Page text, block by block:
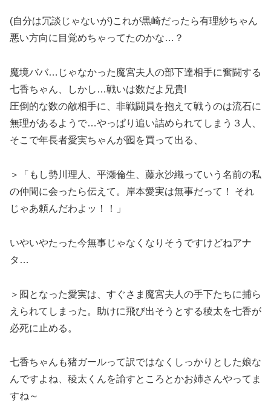
(自分は冗談じゃないが)これが黒崎だったら有理紗ちゃん
悪い方向に目覚めちゃってたのかな…？
魔境ババ…じゃなかった魔宮夫人の部下達相手に奮闘する
七香ちゃん、しかし…戦いは数だよ兄貴!
圧倒的な数の敵相手に、非戦闘員を抱えて戦うのは流石に
無理があるようで…やっぱり追い詰められてしまう３人、
そこで年長者愛実ちゃんが囮を買って出る、
＞「もし勢川理人、平瀬倫生、藤永沙織っていう名前の私
の仲間に会ったら伝えて。岸本愛実は無事だって！ それ
じゃあ頼んだわよッ！！」
いやいやたった今無事じゃなくなりそうですけどねアナ
タ…
＞囮となった愛実は、すぐさま魔宮夫人の手下たちに捕ら
えられてしまった。助けに飛び出そうとする稜太を七香が
必死に止める。
七香ちゃんも猪ガールって訳ではなくしっかりとした娘な
んですよね、稜太くんを諭すところとかお姉さんやってま
すね～